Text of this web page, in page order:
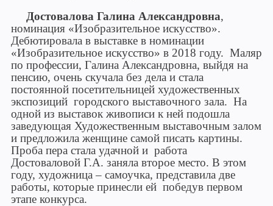
Достовалова Галина Александровна,
номинация «Изобразительное искусство».
Дебютировала в выставке в номинации
«Изобразительное искусство» в 2018 году. Маляр
по профессии, Галина Александровна, выйдя на
пенсию, очень скучала без дела и стала
постоянной посетительницей художественных
экспозиций городского выставочного зала. На
одной из выставок живописи к ней подошла
заведующая Художественным выставочным залом
и предложила женщине самой писать картины.
Проба пера стала удачной и работа
Достоваловой Г.А. заняла второе место. В этом
году, художница – самоучка, представила две
работы, которые принесли ей победув первом
этапе конкурса.